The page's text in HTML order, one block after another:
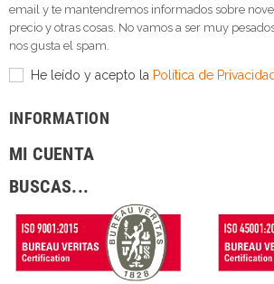
email y te mantendremos informados sobre
precio y otras cosas. No vamos a ser muy
nos gusta el spam.
He leído y acepto la Política de Privacidad
INFORMATION
MI CUENTA
BUSCAS...